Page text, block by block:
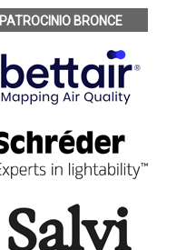
PATROCINIO BRONCE